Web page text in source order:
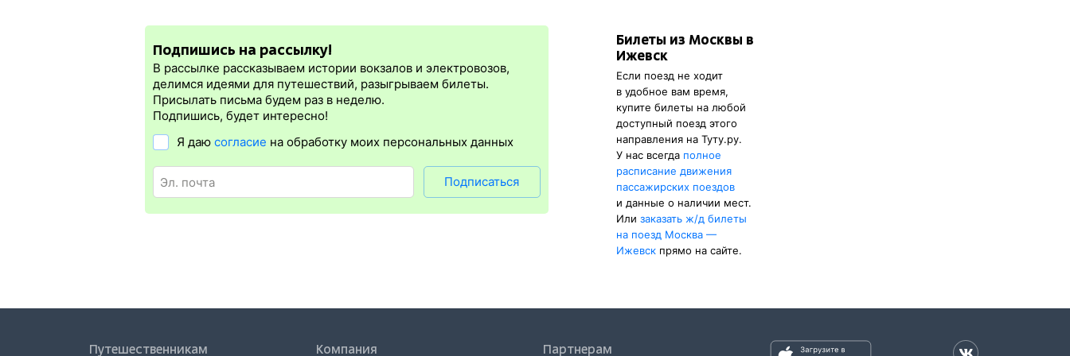
электронная регистрация.
Электронная регистрацияпроизводится Электронная регистрация— это опция,
которая упрощает жизнь пассажиру. Её бонус в том, что не требуется ехать на вокзал и приобретать ж/д билет на
бланке.Электронная регистрациядоступна почти для всех заказов, исключение составляют поездажелезных
дорог СНГ. Для посадки в поезд будет нужен оригинал паспорта, указанный в электронном ж/д билете. А в случае
отсутствия электронной регистрации еще и распечатка посадочного купона.
Подпишись на рассылку!
В рассылке рассказываем истории вокзалов и электровозов,
делимся идеями для путешествий, разыгрываем билеты.
Присылать письма будем раз в неделю.
Подпишись, будет интересно!
Я даю согласие на обработку моих персональных данных
Подписаться
Билеты из Москвы в
Ижевск
Если поезд не ходит
в удобное вам время,
купите билеты на любой
доступный поезд этого
направления на Туту.ру.
У нас всегда полное
расписание движения
пассажирских поездов
и данные о наличии мест.
Илизаказатьж/д билеты
на поезд Москва —
Ижевск прямо на сайте.
Путешественникам Компания Партнерам